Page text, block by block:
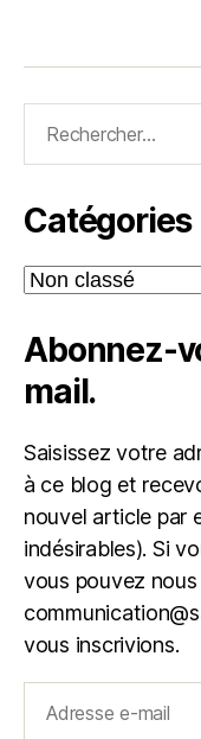
Catégories
Catégories
Abonnez-
mail.
Saisissez votre
à ce blog et
nouvel article par
indésirables). Si
vous pouvez
vous inscrivions.